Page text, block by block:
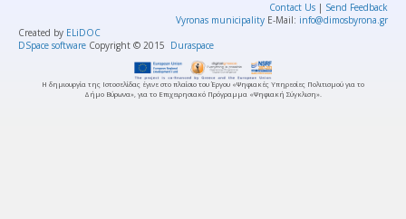
Contact Us | Send Feedback
Vyronas municipality E-Mail: info@dimosbyrona.gr
Created by ELiDOC
DSpace software Copyright © 2015 Duraspace
Η δημιουργία της Ιστοσελίδας έγινε στο πλαίσιο του Έργου «Ψηφιακές Υπηρεσίες Πολιτισμού για το
Δήμο Βύρωνα», για το Επιχειρησιακό Πρόγραμμα «Ψηφιακή Σύγκλιση».